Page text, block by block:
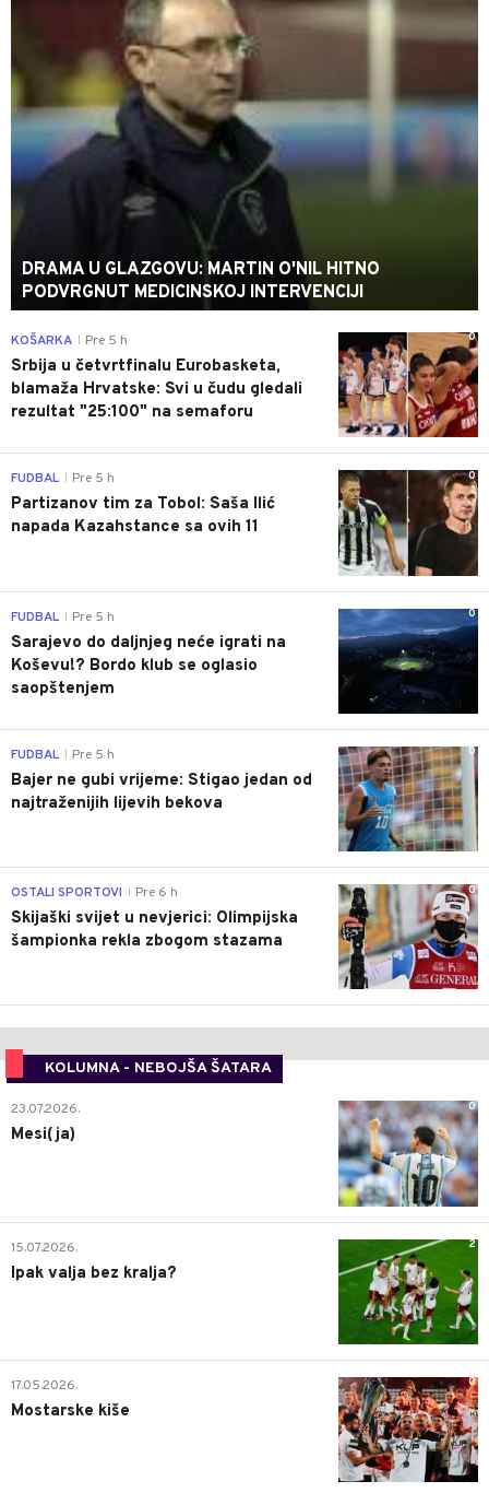
DRAMA U GLAZGOVU: MARTIN O'NIL HITNO
PODVRGNUT MEDICINSKOJ INTERVENCIJI
0
KOŠARKA Pre 5 h
Srbija u četvrtfinalu Eurobasketa,
blamaža Hrvatske: Svi u čudu gledali
rezultat "25:100" na semaforu
0
FUDBAL Pre 5 h
Partizanov tim za Tobol: Saša Ilić
napada Kazahstance sa ovih 11
0
FUDBAL Pre 5 h
Sarajevo do daljnjeg neće igrati na
Koševu!? Bordo klub se oglasio
saopštenjem
0
FUDBAL Pre 5 h
Bajer ne gubi vrijeme: Stigao jedan od
najtraženijih lijevih bekova
0
OSTALI SPORTOVI Pre 6 h
Skijaški svijet u nevjerici: Olimpijska
šampionka rekla zbogom stazama
KOLUMNA - NEBOJŠA ŠATARA
0
23.07.2026.
Mesi(ja)
2
15.07.2026.
Ipak valja bez kralja?
0
17.05.2026.
Mostarske kiše